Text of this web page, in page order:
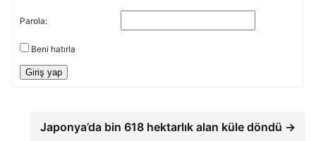
Parola:
Beni hatırla
Giriş yap
Japonya’da bin 618 hektarlık alan küle döndü →